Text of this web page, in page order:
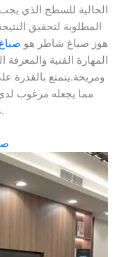
الحالية للسطح الذي يجب
المطلوبة لتحقيق
هوز صباغ شاطر هو صباغ
المهارة الفنية
ومريحة.يتمتع بالقدرة
مما يجعله مرغوب
منازلهم ومكاتبهم.